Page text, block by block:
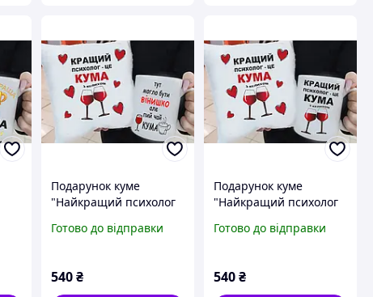
Подарунок куме
"Найкращий психолог
чашка. Подарунковий
Готово до відправки
540 ₴
Подарунок куме
"Найкращий психолог
чашка. Подарунковий
Готово до відправки
540₴